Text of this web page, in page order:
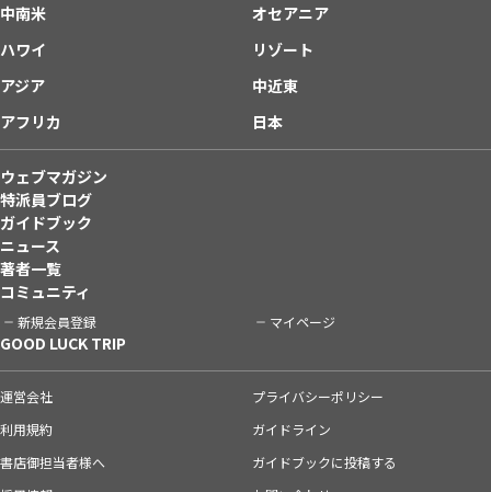
中南米
オセアニア
ハワイ
リゾート
アジア
中近東
アフリカ
日本
ウェブマガジン
特派員ブログ
ガイドブック
ニュース
著者一覧
コミュニティ
新規会員登録 マイページ
GOOD LUCK TRIP
運営会社
プライバシーポリシー
利用規約
ガイドライン
書店御担当者様へ
ガイドブックに投稿する